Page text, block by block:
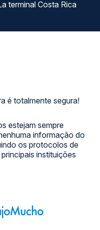
é totalmente segura!
estejam sempre
informação do
os protocolos de
instituições
La terminal Costa Rica